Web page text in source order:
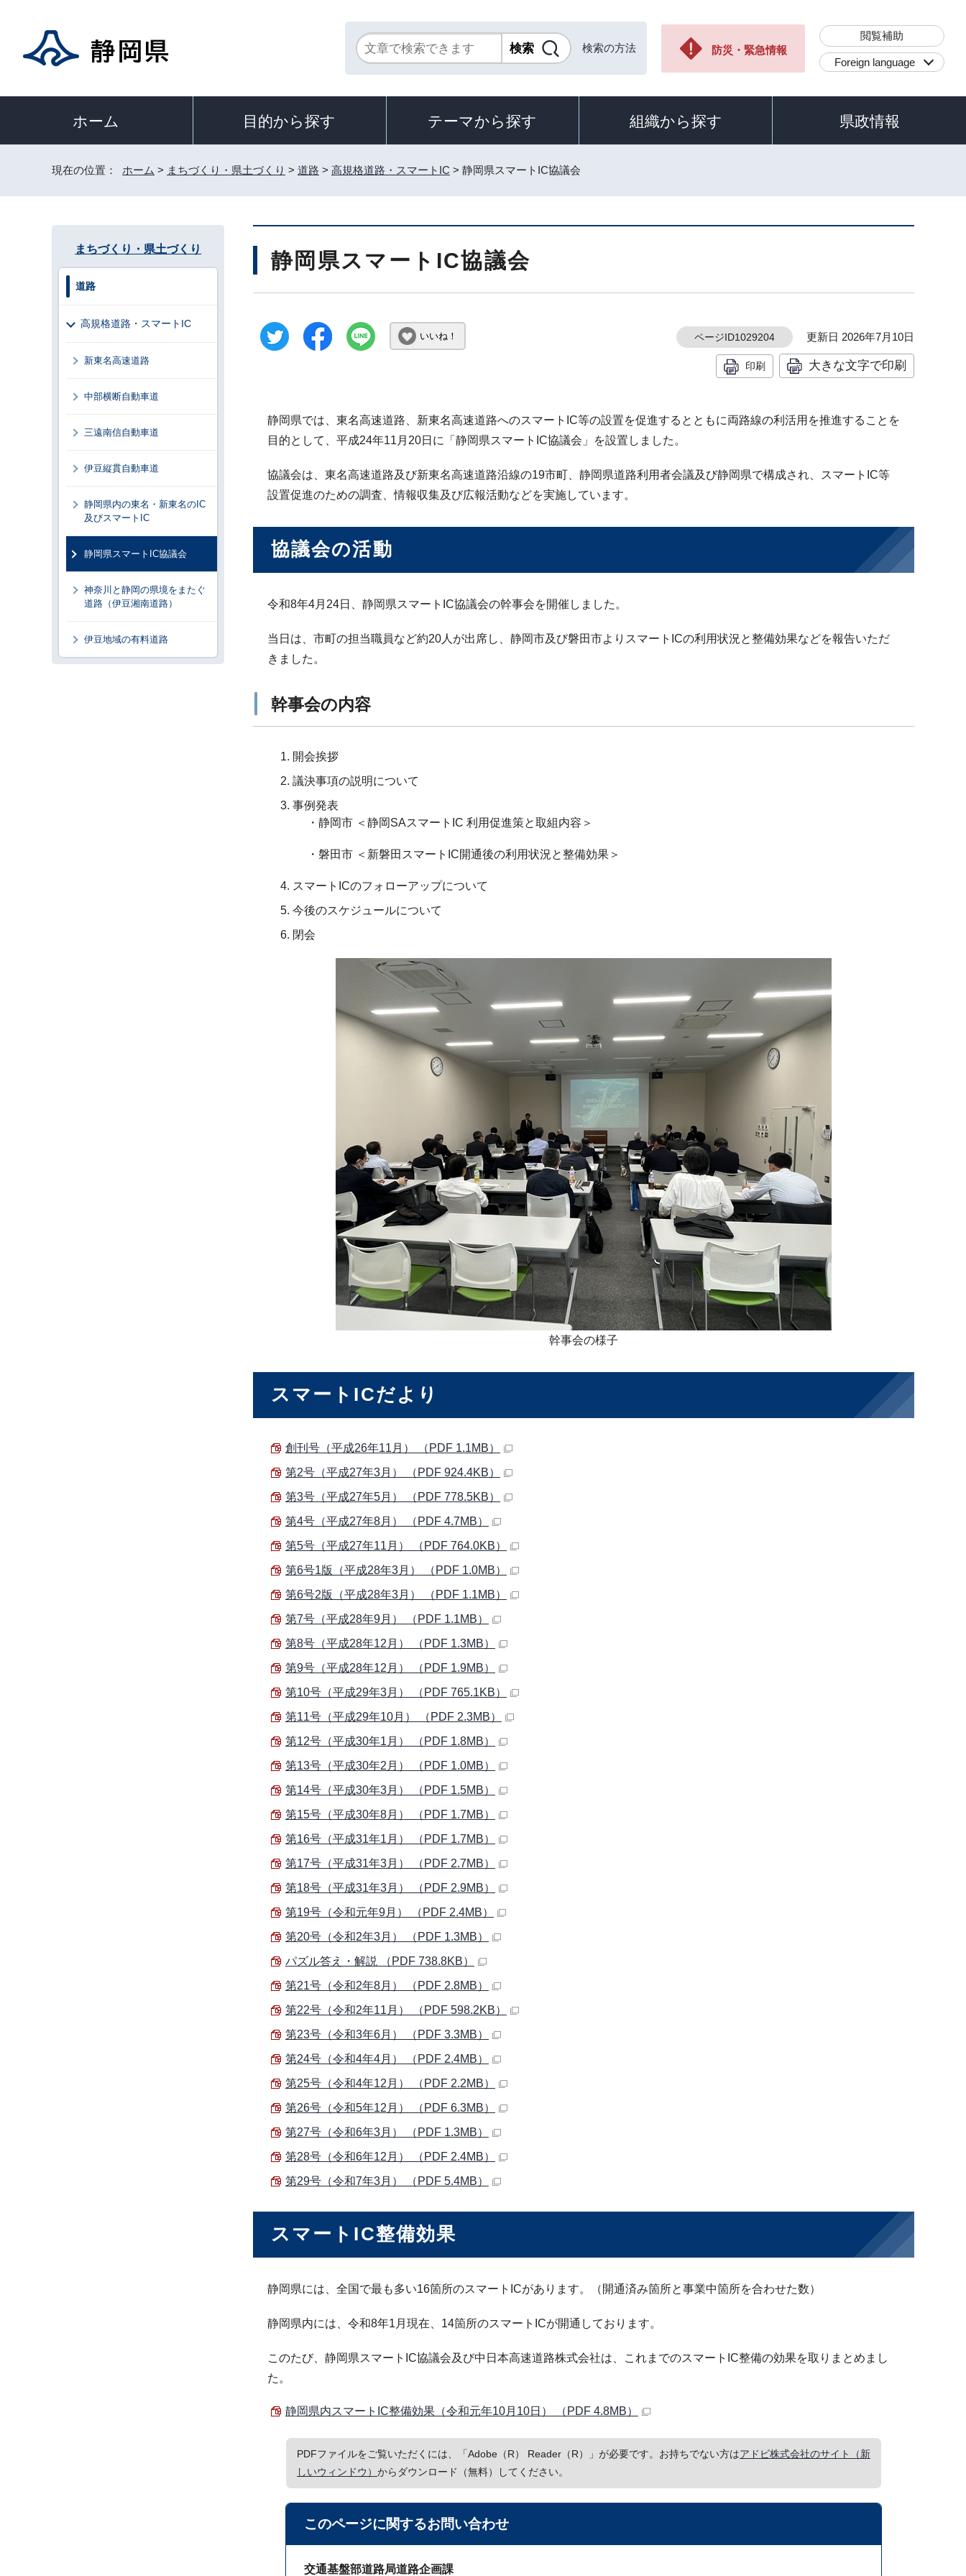
検索の方法 防災・緊急情報
閲覧補助
Foreign language
ホーム 目的から探す テーマから探す 組織から探す 県政情報
現在の位置： ホーム > まちづくり・県土づくり > 道路 > 高規格道路・スマートIC > 静岡県スマートIC協議会
静岡県スマートIC協議会
いいね！ ページID1029204 更新日 2026年7月10日
印刷 大きな文字で印刷
静岡県では、東名高速道路、新東名高速道路へのスマートIC等の設置を促進するとともに両路線の利活用を推進することを
目的として、平成24年11月20日に「静岡県スマートIC協議会」を設置しました。
協議会は、東名高速道路及び新東名高速道路沿線の19市町、静岡県道路利用者会議及び静岡県で構成され、スマートIC等
設置促進のための調査、情報収集及び広報活動などを実施しています。
協議会の活動
令和8年4月24日、静岡県スマートIC協議会の幹事会を開催しました。
当日は、市町の担当職員など約20人が出席し、静岡市及び磐田市よりスマートICの利用状況と整備効果などを報告いただ
きました。
幹事会の内容
開会挨拶
議決事項の説明について
事例発表
・静岡市 ＜静岡SAスマートIC 利用促進策と取組内容＞
・磐田市 ＜新磐田スマートIC開通後の利用状況と整備効果＞
スマートICのフォローアップについて
今後のスケジュールについて
閉会
幹事会の様子
スマートICだより
創刊号（平成26年11月） （PDF 1.1MB）
第2号（平成27年3月） （PDF 924.4KB）
第3号（平成27年5月） （PDF 778.5KB）
第4号（平成27年8月） （PDF 4.7MB）
第5号（平成27年11月） （PDF 764.0KB）
第6号1版（平成28年3月） （PDF 1.0MB）
第6号2版（平成28年3月） （PDF 1.1MB）
第7号（平成28年9月） （PDF 1.1MB）
第8号（平成28年12月） （PDF 1.3MB）
第9号（平成28年12月） （PDF 1.9MB）
第10号（平成29年3月） （PDF 765.1KB）
第11号（平成29年10月） （PDF 2.3MB）
第12号（平成30年1月） （PDF 1.8MB）
第13号（平成30年2月） （PDF 1.0MB）
第14号（平成30年3月） （PDF 1.5MB）
第15号（平成30年8月） （PDF 1.7MB）
第16号（平成31年1月） （PDF 1.7MB）
第17号（平成31年3月） （PDF 2.7MB）
第18号（平成31年3月） （PDF 2.9MB）
第19号（令和元年9月） （PDF 2.4MB）
第20号（令和2年3月） （PDF 1.3MB）
パズル答え・解説 （PDF 738.8KB）
第21号（令和2年8月） （PDF 2.8MB）
第22号（令和2年11月） （PDF 598.2KB）
第23号（令和3年6月） （PDF 3.3MB）
第24号（令和4年4月） （PDF 2.4MB）
第25号（令和4年12月） （PDF 2.2MB）
第26号（令和5年12月） （PDF 6.3MB）
第27号（令和6年3月） （PDF 1.3MB）
第28号（令和6年12月） （PDF 2.4MB）
第29号（令和7年3月） （PDF 5.4MB）
スマートIC整備効果
静岡県には、全国で最も多い16箇所のスマートICがあります。（開通済み箇所と事業中箇所を合わせた数）
静岡県内には、令和8年1月現在、14箇所のスマートICが開通しております。
このたび、静岡県スマートIC協議会及び中日本高速道路株式会社は、これまでのスマートIC整備の効果を取りまとめまし
た。
静岡県内スマートIC整備効果（令和元年10月10日） （PDF 4.8MB）
PDFファイルをご覧いただくには、「Adobe（R） Reader（R）」が必要です。お持ちでない方はアドビ株式会社のサイト（新
しいウィンドウ） からダウンロード（無料）してください。
このページに関するお問い合わせ
交通基盤部道路局道路企画課
まちづくり・県土づくり
道路
高規格道路・スマートIC
新東名高速道路
中部横断自動車道
三遠南信自動車道
伊豆縦貫自動車道
静岡県内の東名・新東名のIC
及びスマートIC
静岡県スマートIC協議会
神奈川と静岡の県境をまたぐ
道路（伊豆湘南道路）
伊豆地域の有料道路